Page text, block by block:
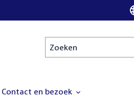
Zoeken
Contact en bezoek